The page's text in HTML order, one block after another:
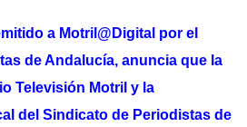
a Motril@Digital por el
de Andalucía, anuncia que la
Televisión Motril y la
del Sindicato de Periodistas de